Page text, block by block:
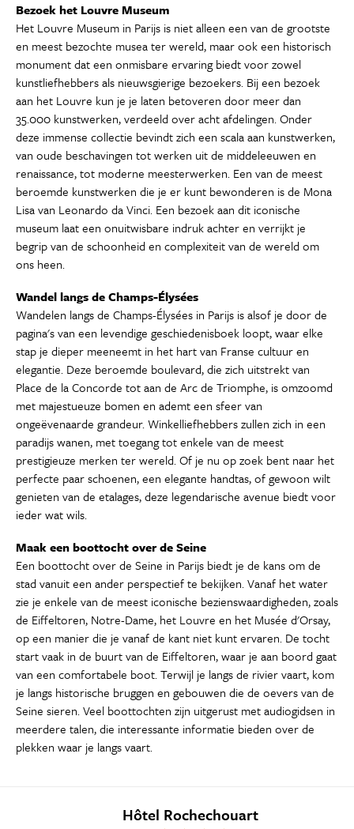
Bezoek het Louvre Museum
Het Louvre Museum in Parijs is niet alleen een van de grootste
en meest bezochte musea ter wereld, maar ook een historisch
monument dat een onmisbare ervaring biedt voor zowel
kunstliefhebbers als nieuwsgierige bezoekers. Bij een bezoek
aan het Louvre kun je je laten betoveren door meer dan
35.000 kunstwerken, verdeeld over acht afdelingen. Onder
deze immense collectie bevindt zich een scala aan kunstwerken,
van oude beschavingen tot werken uit de middeleeuwen en
renaissance, tot moderne meesterwerken. Een van de meest
beroemde kunstwerken die je er kunt bewonderen is de Mona
Lisa van Leonardo da Vinci. Een bezoek aan dit iconische
museum laat een onuitwisbare indruk achter en verrijkt je
begrip van de schoonheid en complexiteit van de wereld om
ons heen.
Wandel langs de Champs-Élysées
Wandelen langs de Champs-Élysées in Parijs is alsof je door de
pagina's van een levendige geschiedenisboek loopt, waar elke
stap je dieper meeneemt in het hart van Franse cultuur en
elegantie. Deze beroemde boulevard, die zich uitstrekt van
Place de la Concorde tot aan de Arc de Triomphe, is omzoomd
met majestueuze bomen en ademt een sfeer van
ongeëvenaarde grandeur. Winkelliefhebbers zullen zich in een
paradijs wanen, met toegang tot enkele van de meest
prestigieuze merken ter wereld. Of je nu op zoek bent naar het
perfecte paar schoenen, een elegante handtas, of gewoon wilt
genieten van de etalages, deze legendarische avenue biedt voor
ieder wat wils.
Maak een boottocht over de Seine
Een boottocht over de Seine in Parijs biedt je de kans om de
stad vanuit een ander perspectief te bekijken. Vanaf het water
zie je enkele van de meest iconische bezienswaardigheden, zoals
de Eiffeltoren, Notre-Dame, het Louvre en het Musée d'Orsay,
op een manier die je vanaf de kant niet kunt ervaren. De tocht
start vaak in de buurt van de Eiffeltoren, waar je aan boord gaat
van een comfortabele boot. Terwijl je langs de rivier vaart, kom
je langs historische bruggen en gebouwen die de oevers van de
Seine sieren. Veel boottochten zijn uitgerust met audiogidsen in
meerdere talen, die interessante informatie bieden over de
plekken waar je langs vaart.
Hôtel Rochechouart